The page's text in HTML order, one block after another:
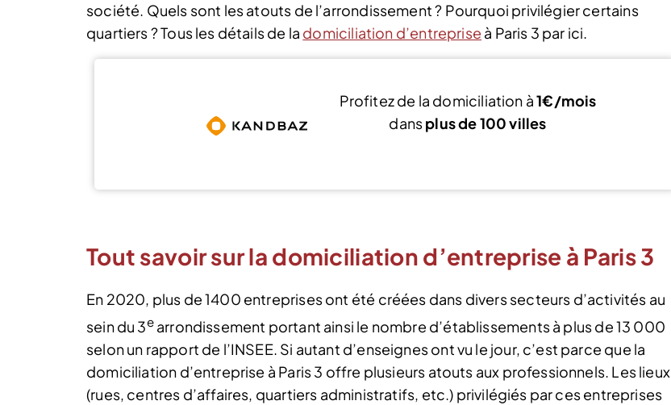
société. Quels sont les atouts de l’arrondissement ? Pourquoi privilégier certains
quartiers ? Tous les détails de la domiciliation d’entreprise à Paris 3 par ici.
Profitez de la domiciliation à1€/mois
dansplus de 100 villes
Tout savoir sur la domiciliation d’entreprise à Paris 3
En 2020, plus de 1400 entreprises ont été créées dans divers secteurs d’activités au
sein du 3earrondissement portant ainsi le nombre d’établissements à plus de 13 000
selon un rapport de l’INSEE. Si autant d’enseignes ont vu le jour, c’est parce que la
domiciliation d’entreprise à Paris 3 offre plusieurs atouts aux professionnels. Les lieux
(rues, centres d’affaires, quartiers administratifs, etc.) privilégiés par ces entreprises